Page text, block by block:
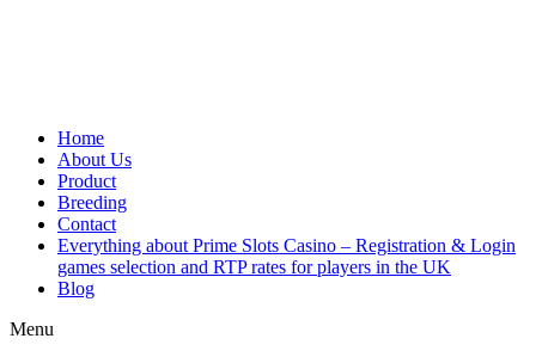
Home
About Us
Product
Breeding
Contact
Everything about Prime Slots Casino – Registration & Login
games selection and RTP rates for players in the UK
Blog
Menu